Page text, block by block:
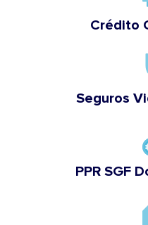
Crédito
Seguros
PPR SGF